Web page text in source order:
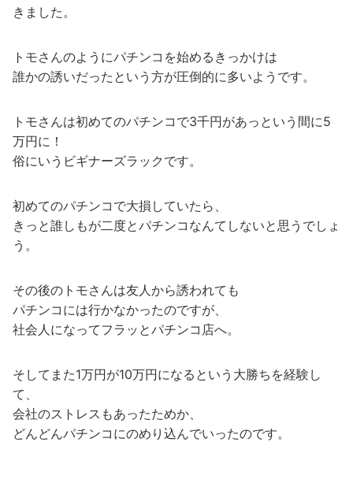
きました。
トモさんのようにパチンコを始めるきっかけは
誰かの誘いだったという方が圧倒的に多いようです。
トモさんは初めてのパチンコで3千円があっという間に5
万円に！
俗にいうビギナーズラックです。
初めてのパチンコで大損していたら、
きっと誰しもが二度とパチンコなんてしないと思うでしょ
う。
その後のトモさんは友人から誘われても
パチンコには行かなかったのですが、
社会人になってフラッとパチンコ店へ。
そしてまた1万円が10万円になるという大勝ちを経験し
て、
会社のストレスもあったためか、
どんどんパチンコにのめり込んでいったのです。